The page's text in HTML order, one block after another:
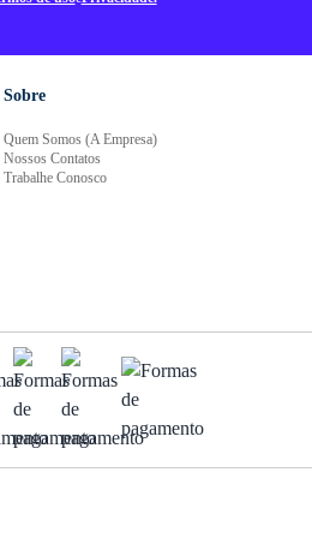
Sobre
Quem Somos (A Empresa)
Nossos Contatos
Trabalhe Conosco